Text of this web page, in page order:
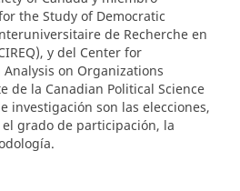
the Study of Democratic
de Recherche en
y del Center for
on Organizations
de la Canadian Political Science
investigación son las elecciones,
grado de participación, la